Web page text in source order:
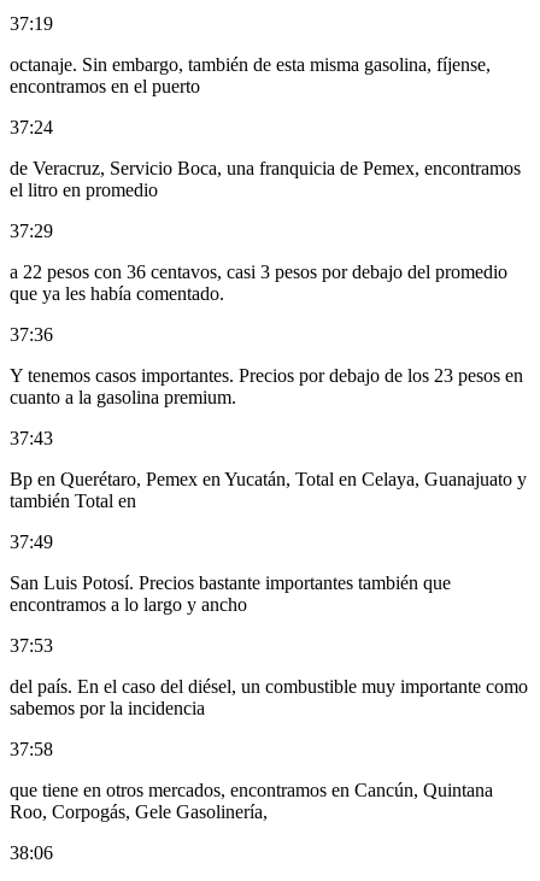
37:19
octanaje. Sin embargo, también de esta misma gasolina, fíjense,
encontramos en el puerto
37:24
de Veracruz, Servicio Boca, una franquicia de Pemex, encontramos
el litro en promedio
37:29
a 22 pesos con 36 centavos, casi 3 pesos por debajo del promedio
que ya les había comentado.
37:36
Y tenemos casos importantes. Precios por debajo de los 23 pesos en
cuanto a la gasolina premium.
37:43
Bp en Querétaro, Pemex en Yucatán, Total en Celaya, Guanajuato y
también Total en
37:49
San Luis Potosí. Precios bastante importantes también que
encontramos a lo largo y ancho
37:53
del país. En el caso del diésel, un combustible muy importante como
sabemos por la incidencia
37:58
que tiene en otros mercados, encontramos en Cancún, Quintana
Roo, Corpogás, Gele Gasolinería,
38:06